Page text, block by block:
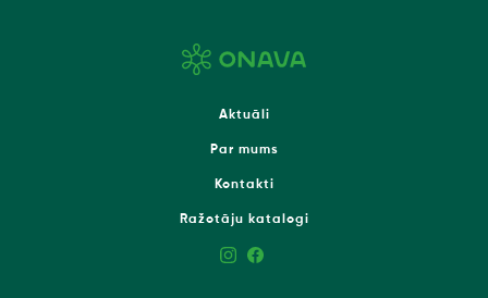
Aktuāli
Par mums
Kontakti
Ražotāju katalogi